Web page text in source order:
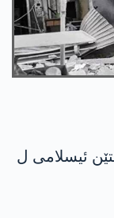
ئیسلامی ل